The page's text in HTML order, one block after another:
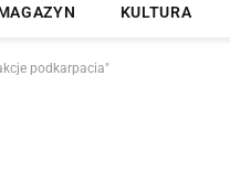
KULTURA
podkarpacia"